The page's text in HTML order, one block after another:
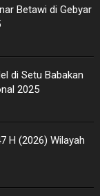
Betawi di Gebyar
di Setu Babakan
2025
H (2026) Wilayah